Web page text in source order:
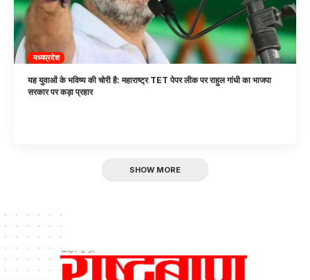
मध्यप्रदेश
यह युवाओं के भविष्य की चोरी है: महाराष्ट्र TET पेपर लीक पर राहुल गांधी का भाजपा
सरकार पर कड़ा प्रहार
SHOW MORE